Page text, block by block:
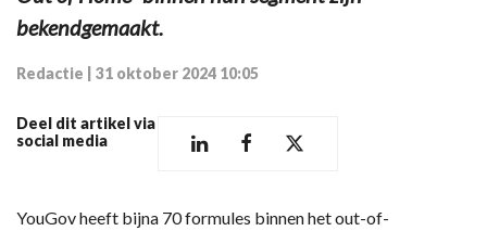
bekendgemaakt.
Redactie 31 oktober 2024 10:05
Deel dit artikel via
social media
YouGov heeft bijna 70 formules binnen het out-of-